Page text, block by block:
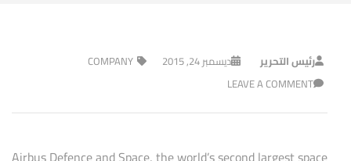
رئيس التحرير ديسمبر 24, 2015
COMPANY
LEAVE A COMMENT